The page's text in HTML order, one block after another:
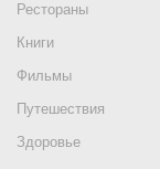
Рестораны
Книги
Фильмы
Путешествия
Здоровье